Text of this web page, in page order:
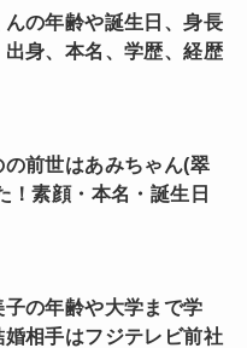
んの年齢や誕生日、身長
出身、本名、学歴、経歴
の前世はあみちゃん(翠
！素顔・本名・誕生日
子の年齢や大学まで学
婚相手はフジテレビ前社